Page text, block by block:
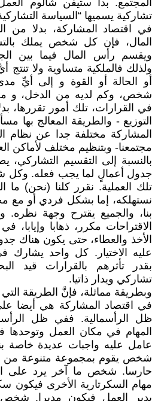
المجتمع. بدأ ستيفن شالوم
تشاركية يسميها “السياسة
في اقتصاد المشاركة، بدلا من
المال، فإن كل شخص يملك
ويقسم رأس المال فيما بين
ولذلك فالملكية متساوية ولا تنتج
أو الحالة أو القوة و إلى أيِّ
شخص، وكم لديه من الدخل، و من
في القرارات، تلك أمور تقررها،
التوزيع - والطريقة المعالج بها
المشاركة مختلفة جدا عن نظام
مجتمعنا- وبتنظيم مختلف لأماكن
بالنسبة إلى التقسيم التشاركي،
جدول أعمالٍ لما يجب فعله.
تلك العملية. نقرر كلنا (نحن) ما
نستهلكه، إما بشكل فردي أو مع
بنا، والجميع يقترح وجهة نظره.
الاقتراحات مكرر، ذهابا
الأخذ والعطاء، حتى يكون هناك
عليه الاختيار. كل واحد يشارك
بقدر تأثرهم بالقرارات قيد
تشاركي ويدار ذاتيا.
وبطريقة مماثلة، فإنَّ الطريقة
في اقتصاد المشاركة هي أيضا
ظل الرأسمالية. ففي ظل
المهام في مكان العمل
عامل عليه واجبات عديدة خاصة
شخص يقوم بمجموعة متنوعة من
حارسا. شخص ما آخر يرد على
مهام السكرتارية الأخرى فيكون
يدير العمل فيكون مديرا.